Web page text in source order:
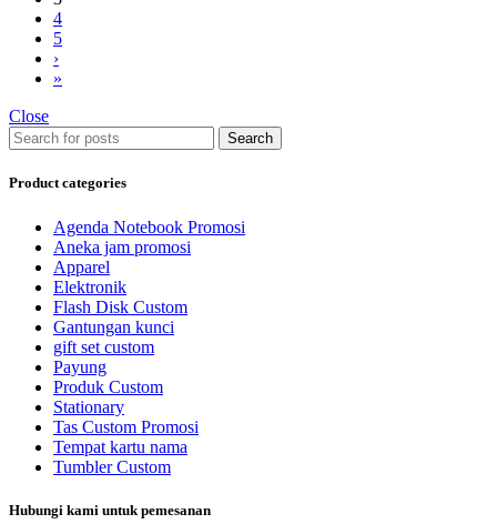
4
5
›
»
Close
Search
Product categories
Agenda Notebook Promosi
Aneka jam promosi
Apparel
Elektronik
Flash Disk Custom
Gantungan kunci
gift set custom
Payung
Produk Custom
Stationary
Tas Custom Promosi
Tempat kartu nama
Tumbler Custom
Hubungi kami untuk pemesanan